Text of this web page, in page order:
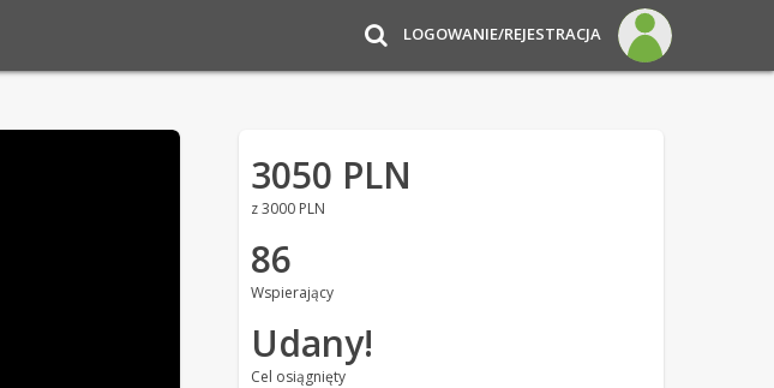
LOGOWANIE/REJESTRACJA
3050 PLN
z 3000 PLN
86
Wspierający
Udany!
Cel osiągnięty